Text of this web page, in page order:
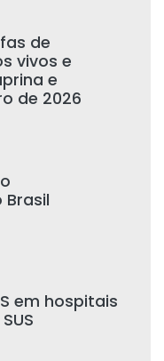
de
vivos e
e
de 2026
Brasil
em hospitais